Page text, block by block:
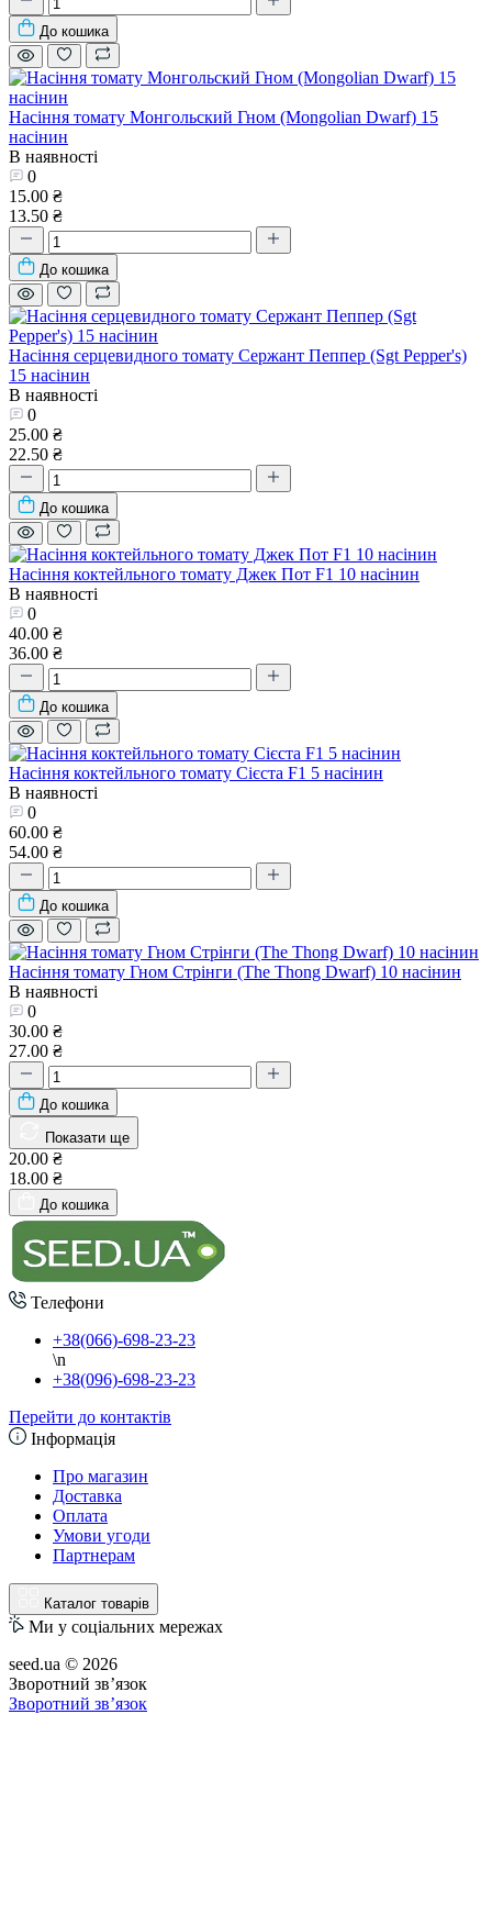
До кошика
Насіння томату Монгольский Гном (Mongolian Dwarf) 15
насінин
В наявності
0
15.00 ₴
13.50 ₴
До кошика
Насіння серцевидного томату Сержант Пеппер (Sgt Pepper's)
15 насінин
В наявності
0
25.00 ₴
22.50 ₴
До кошика
Насіння коктейльного томату Джек Пот F1 10 насінин
В наявності
0
40.00 ₴
36.00 ₴
До кошика
Насіння коктейльного томату Сієста F1 5 насінин
В наявності
0
60.00 ₴
54.00 ₴
До кошика
Насіння томату Гном Стрінги (The Thong Dwarf) 10 насінин
В наявності
0
30.00 ₴
27.00 ₴
До кошика
Показати ще
20.00 ₴
18.00 ₴
До кошика
Телефони
+38(066)-698-23-23
\n
+38(096)-698-23-23
Перейти до контактів
Інформація
Про магазин
Доставка
Оплата
Умови угоди
Партнерам
Каталог товарів
Ми у соціальних мережах
seed.ua © 2026
Зворотний зв’язок
Зворотний зв’язок